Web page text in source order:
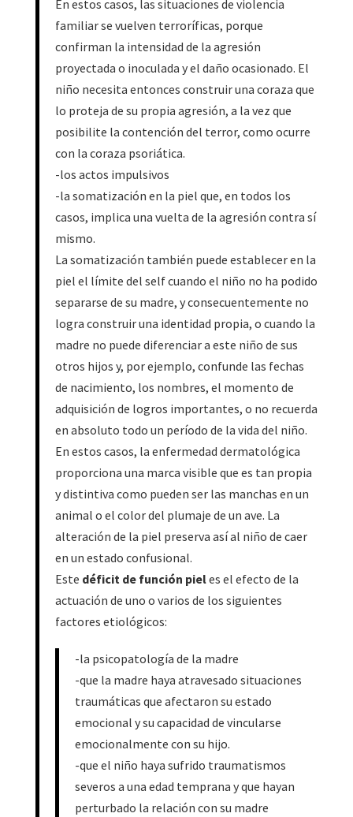
En estos casos, las situaciones de violencia
familiar se vuelven terroríficas, porque
confirman la intensidad de la agresión
proyectada o inoculada y el daño ocasionado. El
niño necesita entonces construir una coraza que
lo proteja de su propia agresión, a la vez que
posibilite la contención del terror, como ocurre
con la coraza psoriática.
-los actos impulsivos
-la somatización en la piel que, en todos los
casos, implica una vuelta de la agresión contra sí
mismo.
La somatización también puede establecer en la
piel el límite del self cuando el niño no ha podido
separarse de su madre, y consecuentemente no
logra construir una identidad propia, o cuando la
madre no puede diferenciar a este niño de sus
otros hijos y, por ejemplo, confunde las fechas
de nacimiento, los nombres, el momento de
adquisición de logros importantes, o no recuerda
en absoluto todo un período de la vida del niño.
En estos casos, la enfermedad dermatológica
proporciona una marca visible que es tan propia
y distintiva como pueden ser las manchas en un
animal o el color del plumaje de un ave. La
alteración de la piel preserva así al niño de caer
en un estado confusional.
Este déficit de función pieles el efecto de la
actuación de uno o varios de los siguientes
factores etiológicos:
-la psicopatología de la madre
-que la madre haya atravesado situaciones
traumáticas que afectaron su estado
emocional y su capacidad de vincularse
emocionalmente con su hijo.
-que el niño haya sufrido traumatismos
severos a una edad temprana y que hayan
perturbado la relación con su madre